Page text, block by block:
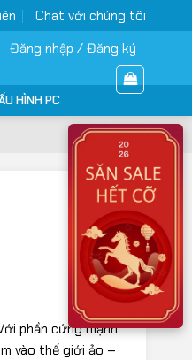
Chat với chúng tôi
Đăng nhập / Đăng ký
HÌNH PC
phần cứng mạnh
vào thế giới ảo –